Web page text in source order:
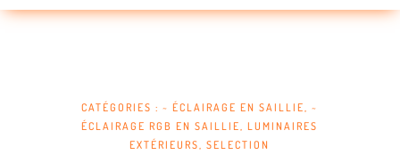
CATÉGORIES :~ ÉCLAIRAGE EN SAILLIE,~
ÉCLAIRAGE RGB EN SAILLIE,LUMINAIRES
EXTÉRIEURS,SELECTION